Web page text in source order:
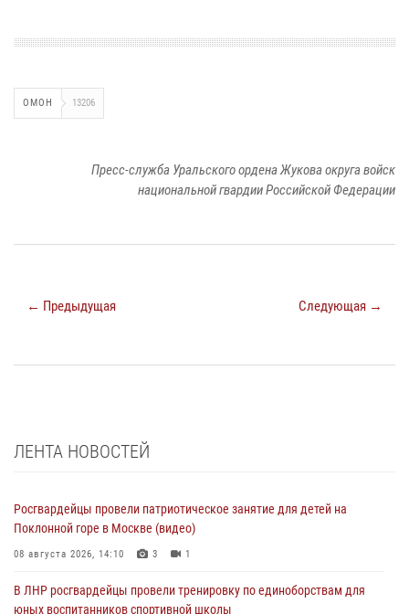
ОМОН 13206
Пресс-служба Уральского ордена Жукова округа войск
национальной гвардии Российской Федерации
← Предыдущая Следующая →
ЛЕНТА НОВОСТЕЙ
Росгвардейцы провели патриотическое занятие для детей на
Поклонной горе в Москве (видео)
08 августа 2026, 14:10 3 1
В ЛНР росгвардейцы провели тренировку по единоборствам для
юных воспитанников спортивной школы